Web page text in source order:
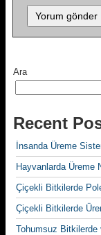
Ara
Recent
İnsanda Üreme
Hayvanlarda Üreme
Çiçekli Bitkilerde
Çiçekli Bitkilerde
Tohumsuz Bitkilerde